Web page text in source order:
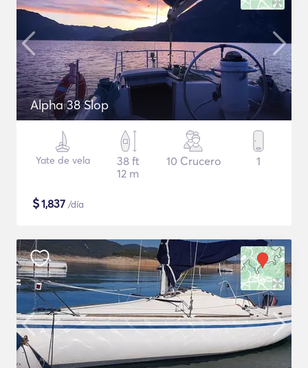
Alpha 38 Slop
Yate de vela
38 ft
12 m
10 Crucero 1
$1,837 /día